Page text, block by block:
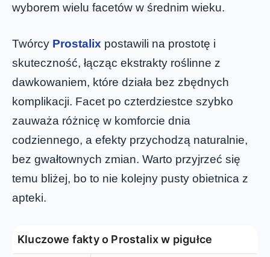
wyborem wielu facetów w średnim wieku.
Twórcy Prostalix postawili na prostotę i
skuteczność, łącząc ekstrakty roślinne z
dawkowaniem, które działa bez zbędnych
komplikacji. Facet po czterdziestce szybko
zauważa różnicę w komforcie dnia
codziennego, a efekty przychodzą naturalnie,
bez gwałtownych zmian. Warto przyjrzeć się
temu bliżej, bo to nie kolejny pusty obietnica z
apteki.
Kluczowe fakty o Prostalix w pigułce